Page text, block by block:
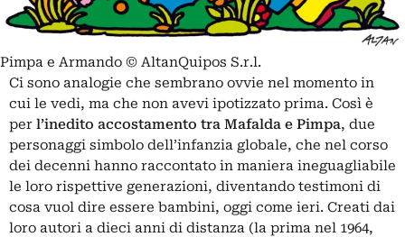
Pimpa e Armando © AltanQuipos S.r.l.
Ci sono analogie che sembrano ovvie nel momento in
cui le vedi, ma che non avevi ipotizzato prima. Così è
per l’inedito accostamento tra Mafalda e Pimpa, due
personaggi simbolo dell’infanzia globale, che nel corso
dei decenni hanno raccontato in maniera ineguagliabile
le loro rispettive generazioni, diventando testimoni di
cosa vuol dire essere bambini, oggi come ieri. Creati dai
loro autori a dieci anni di distanza (la prima nel 1964,